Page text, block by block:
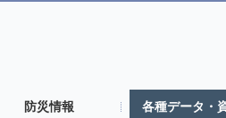
防災情報 各種データ・